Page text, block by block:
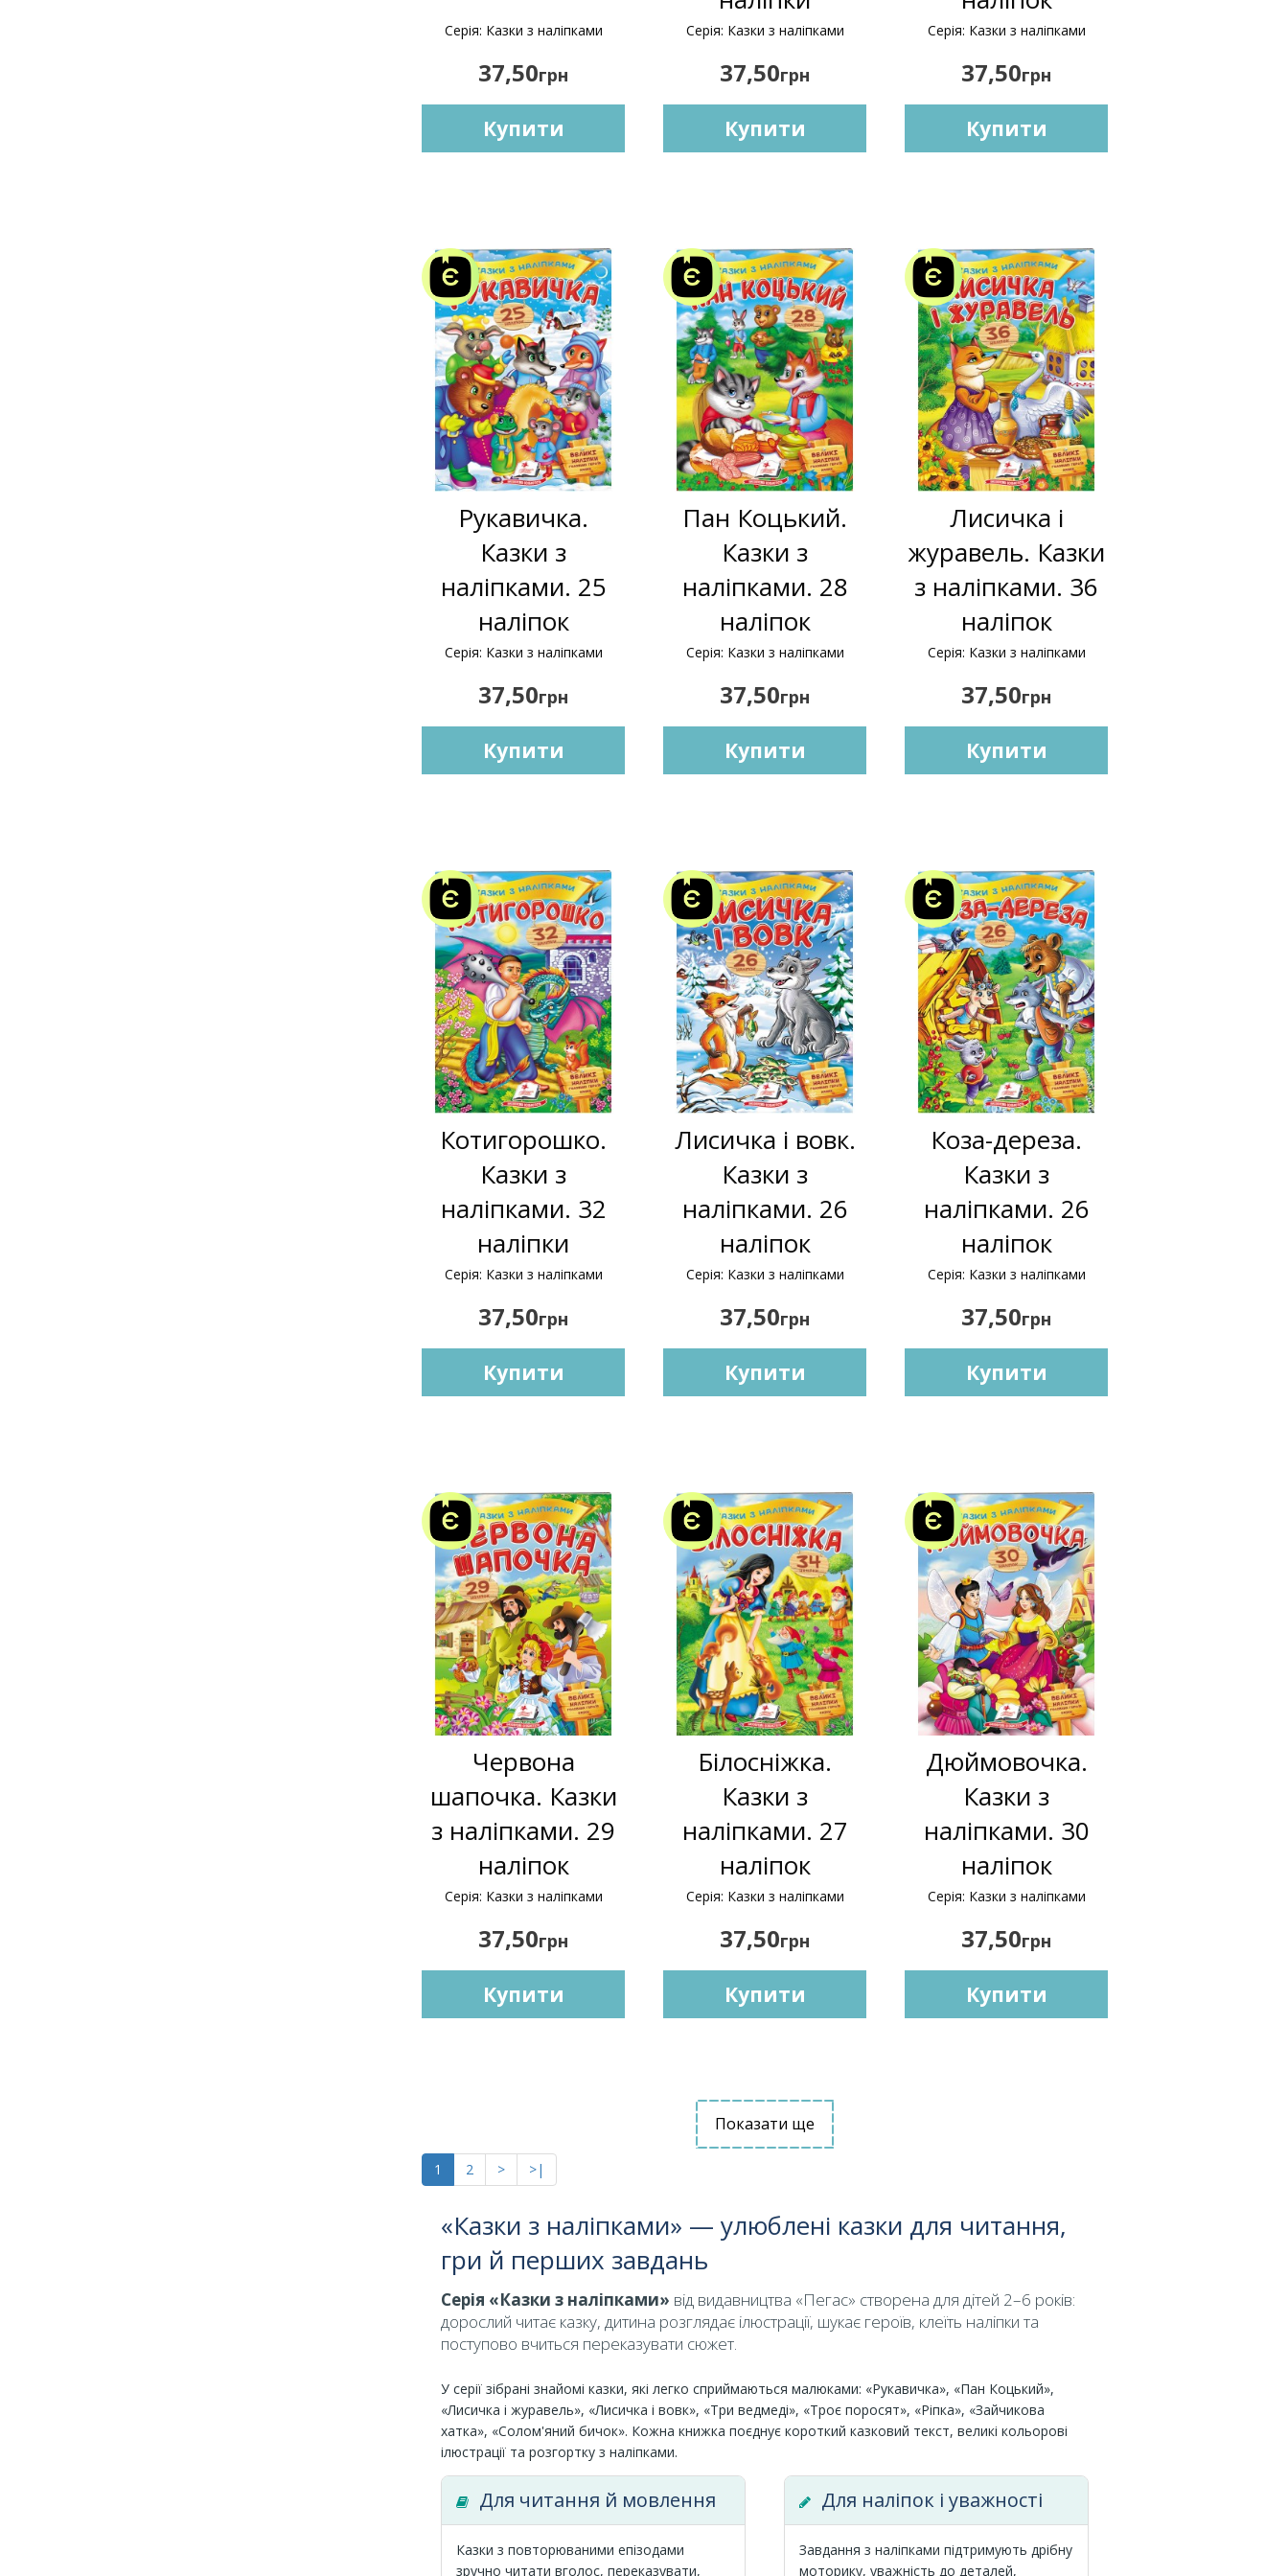
Серія: Казки з наліпками
37,50грн
Купити
Серія: Казки з наліпками
37,50грн
Купити
Серія: Казки з наліпками
37,50грн
Купити
Рукавичка.
Казки з
наліпками. 25
наліпок
Серія: Казки з наліпками
37,50грн
Купити
Пан Коцький.
Казки з
наліпками. 28
наліпок
Серія: Казки з наліпками
37,50грн
Купити
Лисичка і
журавель. Казки
з наліпками. 36
наліпок
Серія: Казки з наліпками
37,50грн
Купити
Котигорошко.
Казки з
наліпками. 32
наліпки
Серія: Казки з наліпками
37,50грн
Купити
Лисичка і вовк.
Казки з
наліпками. 26
наліпок
Серія: Казки з наліпками
37,50грн
Купити
Коза-дереза.
Казки з
наліпками. 26
наліпок
Серія: Казки з наліпками
37,50грн
Купити
Червона
шапочка. Казки
з наліпками. 29
наліпок
Серія: Казки з наліпками
37,50грн
Купити
Білосніжка.
Казки з
наліпками. 27
наліпок
Серія: Казки з наліпками
37,50грн
Купити
Дюймовочка.
Казки з
наліпками. 30
наліпок
Серія: Казки з наліпками
37,50грн
Купити
Показати ще
1 2 > >|
«Казки з наліпками» — улюблені казки для читання,
гри й перших завдань
Серія «Казки з наліпками» від видавництва «Пегас» створена для дітей 2–6 років:
дорослий читає казку, дитина розглядає ілюстрації, шукає героїв, клеїть наліпки та
поступово вчиться переказувати сюжет.
У серії зібрані знайомі казки, які легко сприймаються малюками: «Рукавичка», «Пан Коцький»,
«Лисичка і журавель», «Лисичка і вовк», «Три ведмеді», «Троє поросят», «Ріпка», «Зайчикова
хатка», «Солом'яний бичок». Кожна книжка поєднує короткий казковий текст, великі кольорові
ілюстрації та розгортку з наліпками.
Для читання й мовлення
Казки з повторюваними епізодами
зручно читати вголос, переказувати,
Для наліпок і уважності
Завдання з наліпками підтримують дрібну
моторику, уважність до деталей,